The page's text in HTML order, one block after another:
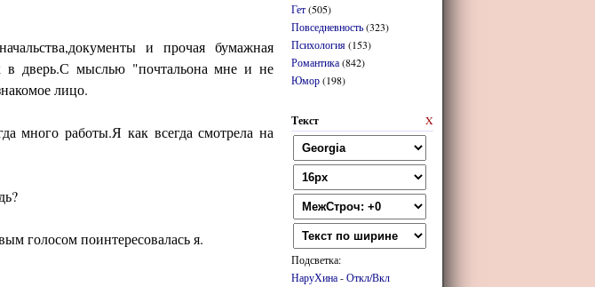
VIP
войти черезВКонтакте
регистрация
забыли логин или пароль?
Гет(505)
Повседневность(323)
Психология(153)
Романтика(842)
Юмор(198)
X
Текст
Подсветка:
НаруХина-Откл/Вкл
и прочая бумажная
в дверь.С мыслью "почтальона мне и не
лицо.
много работы.Я как всегда смотрела на
голосом поинтересовалась я.